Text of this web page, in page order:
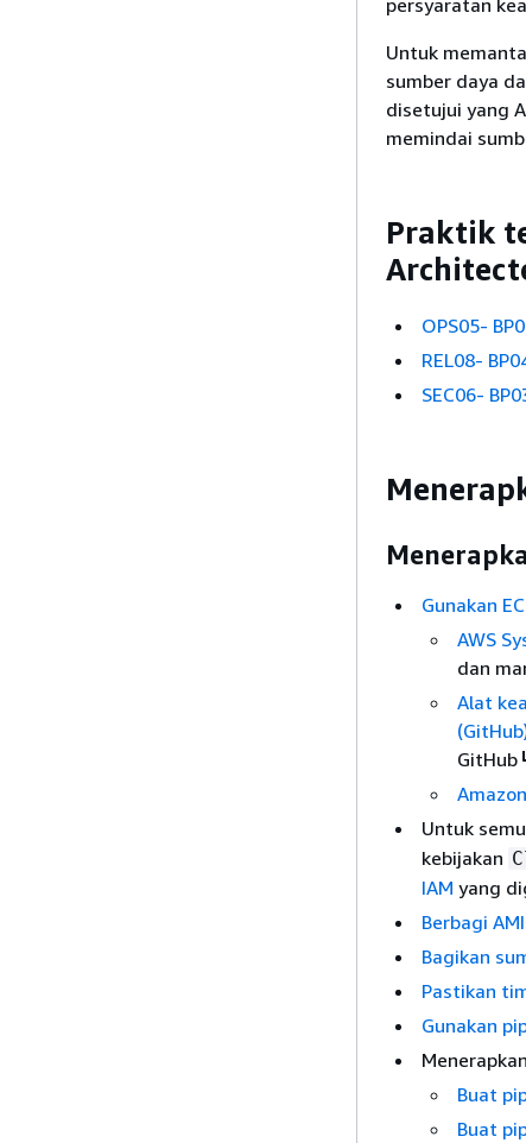
persyaratan
Untuk
sumber daya
disetujui yang
memindai
Praktik
OPS05-
REL08-
SEC06-
Gunakan
AWS
dan
Alat
GitHub
Untuk
kebijakan
IAM yang
Berbagi
Bagikan
Pastikan
Gunakan
Buat
Buat